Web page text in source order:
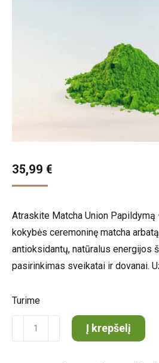
35,99 €
Atraskite Matcha Union Papildymą
kokybės ceremoninę matcha
antioksidantų, natūralus energijos
pasirinkimas sveikatai ir dovanai.
Turime
produkto
kiekis:
Į krepšelį